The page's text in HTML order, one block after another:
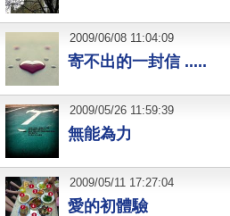
寄不出的一封信 .....
2009/06/08 11:04:09
無能為力
2009/05/26 11:59:39
愛的初體驗
2009/05/11 17:27:04